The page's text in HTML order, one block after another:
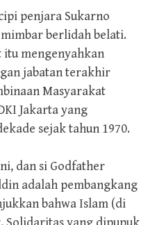
penjara Sukarno
mimbar berlidah belati.
itu mengenyahkan
jabatan terakhir
Masyarakat
Jakarta yang
sejak tahun 1970.
dan si Godfather
adalah pembangkang
bahwa Islam (di